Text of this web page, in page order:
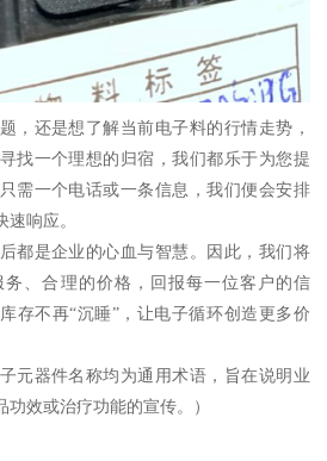
，还是想了解当前电子料的行情走势，
找一个理想的归宿，我们都乐于为您提
需一个电话或一条信息，我们便会安排
响应。
都是企业的心血与智慧。因此，我们将
、合理的价格，回报每一位客户的信
存不再“沉睡”，让电子循环创造更多价
元器件名称均为通用术语，旨在说明业
效或治疗功能的宣传。）